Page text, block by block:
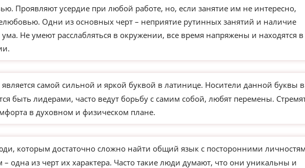
Проявляют усердие при любой работе, но, если занятие им не интересно,
Одни из основных черт – неприятие рутинных занятий и наличие
ума. Не умеют расслабляться в окружении, все время напряжены и находятся в
самой сильной и яркой буквой в латинице. Носители данной буквы в
быть лидерами, часто ведут борьбу с самим собой, любят перемены.
в духовном и физическом плане.
которым достаточно сложно найти общий язык с посторонними
одна из черт их характера. Часто такие люди думают, что они уникальны и